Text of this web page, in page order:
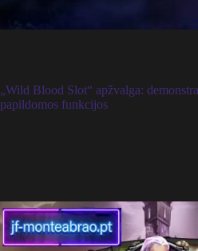
„Wild Blood Slot“ apžvalga:
papildomos funkcijos